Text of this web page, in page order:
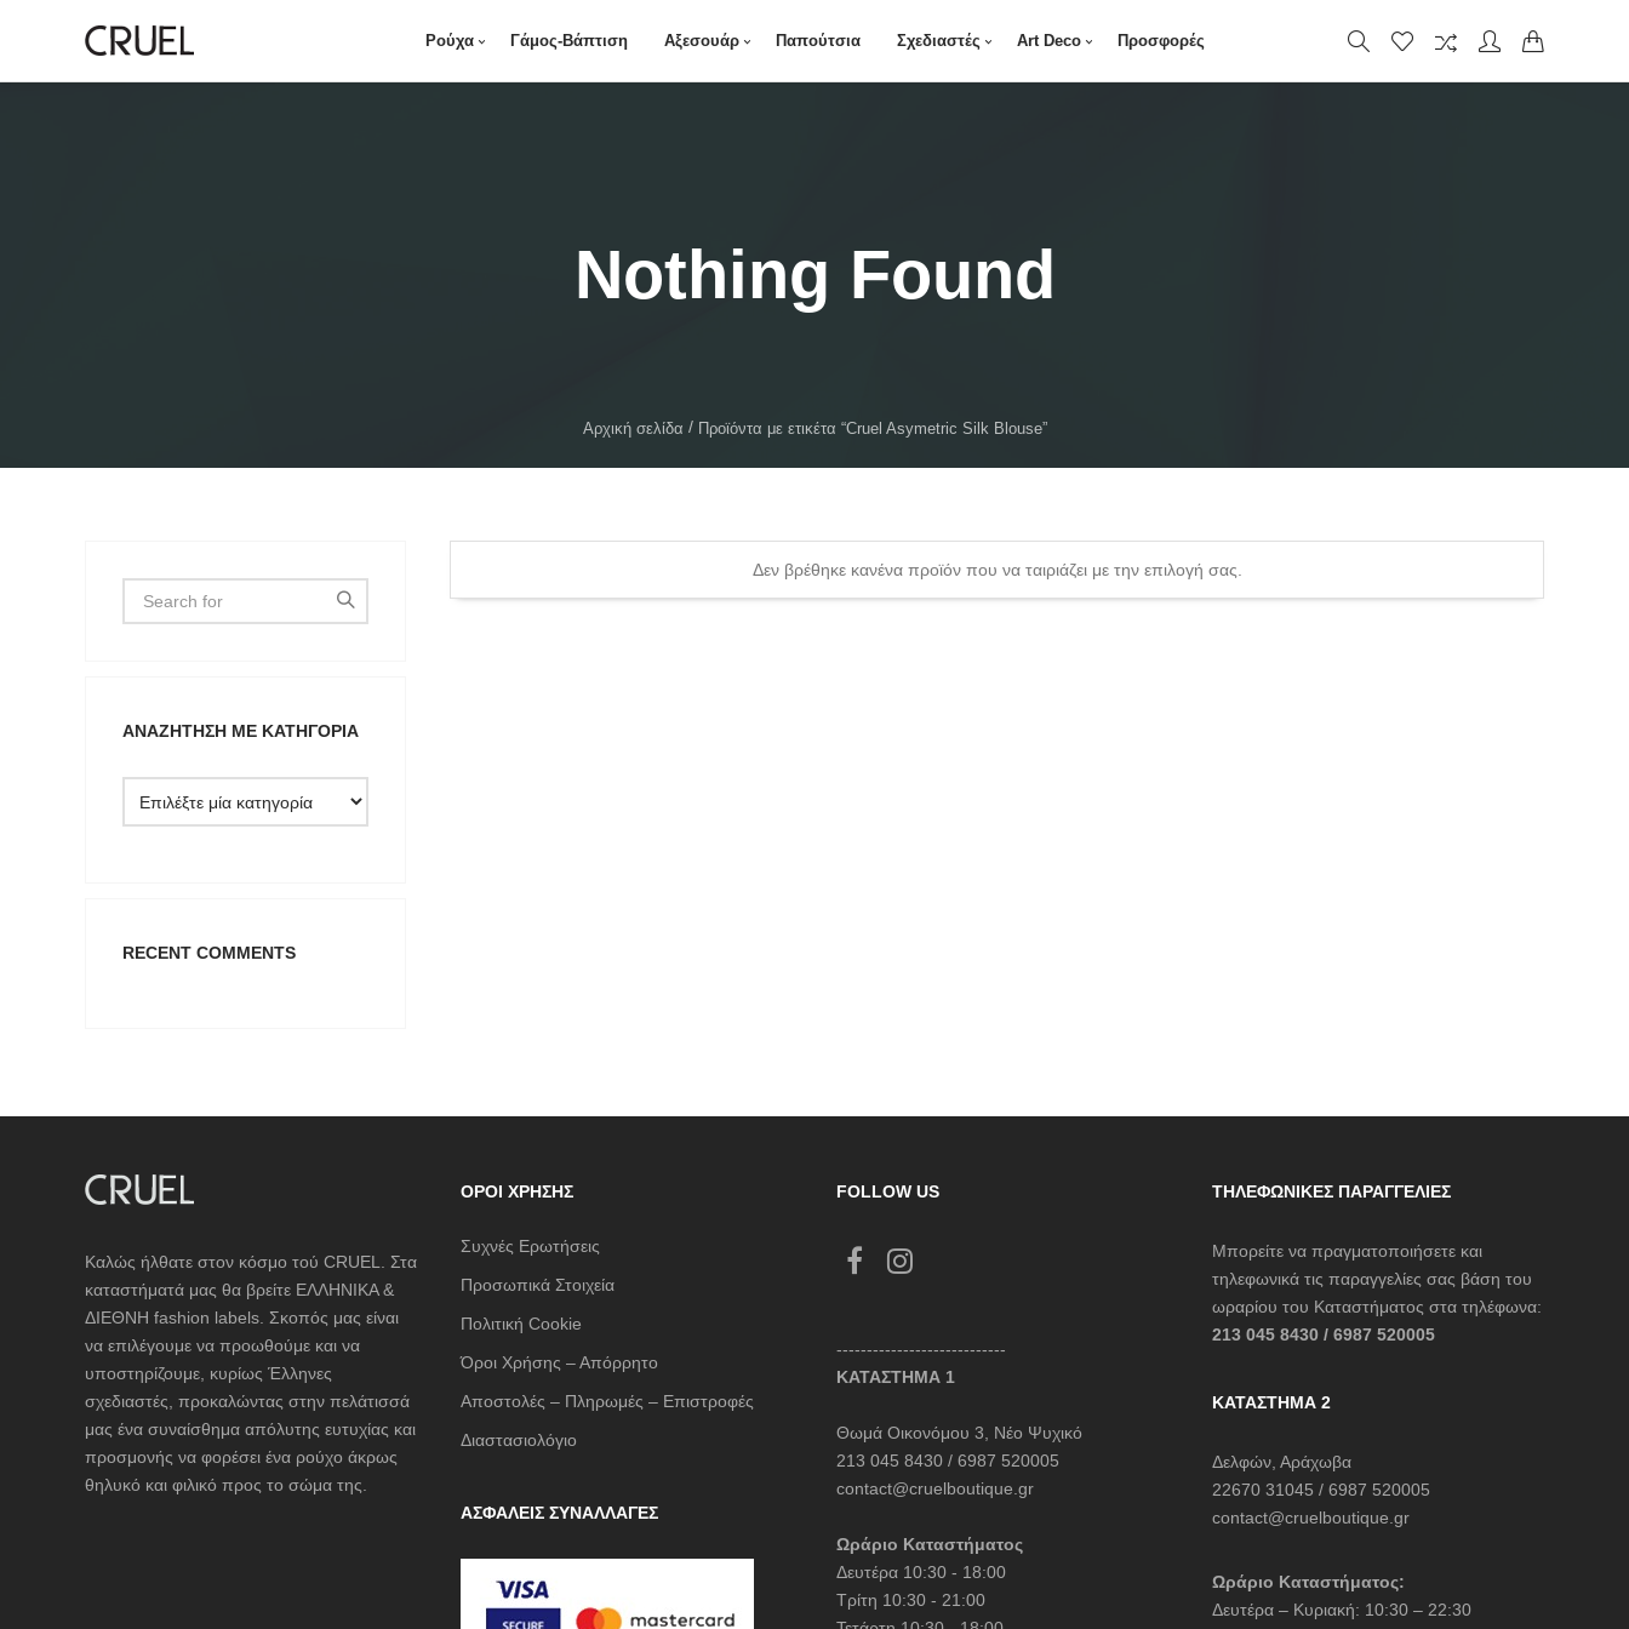
Ρούχα Γάμος-Βάπτιση Αξεσουάρ Παπούτσια Σχεδιαστές Art Deco Προσφορές
Nothing Found
Αρχική σελίδα Προϊόντα με ετικέτα “Cruel Asymetric Silk Blouse”
Δεν βρέθηκε κανένα προϊόν που να ταιριάζει με την επιλογή σας.
ΑΝΑΖΉΤΗΣΗ ΜΕ ΚΑΤΗΓΟΡΊΑ
RECENT COMMENTS
Καλώς ήλθατε στον κόσμο τού CRUEL. Στα
καταστήματά μας θα βρείτε ΕΛΛΗΝΙΚΑ &
ΔΙΕΘΝΗ fashion labels. Σκοπός μας είναι
να επιλέγουμε να προωθούμε και να
υποστηρίζουμε, κυρίως Έλληνες
σχεδιαστές, προκαλώντας στην πελάτισσά
μας ένα συναίσθημα απόλυτης ευτυχίας και
προσμονής να φορέσει ένα ρούχο άκρως
θηλυκό και φιλικό προς το σώμα της.
ΌΡΟΙ ΧΡΉΣΗΣ
Συχνές Ερωτήσεις
Προσωπικά Στοιχεία
Πολιτική Cookie
Όροι Χρήσης – Απόρρητο
Αποστολές – Πληρωμές – Επιστροφές
Διαστασιολόγιο
ΑΣΦΑΛΕΙΣ ΣΥΝΑΛΛΑΓΕΣ
FOLLOW US
----------------------------
ΚΑΤΑΣΤΗΜΑ 1
Θωμά Οικονόμου 3, Νέο Ψυχικό
213 045 8430 / 6987 520005
contact@cruelboutique.gr
Ωράριο Καταστήματος
Δευτέρα 10:30 - 18:00
Τρίτη 10:30 - 21:00
ΤΗΛΕΦΩΝΙΚΈΣ ΠΑΡΑΓΓΕΛΊΕΣ
Μπορείτε να πραγματοποιήσετε και
τηλεφωνικά τις παραγγελίες σας βάση του
ωραρίου του Καταστήματος στα τηλέφωνα:
213 045 8430 / 6987 520005
ΚΑΤΆΣΤΗΜΑ 2
Δελφών, Αράχωβα
22670 31045 / 6987 520005
contact@cruelboutique.gr
Ωράριο Καταστήματος:
Δευτέρα – Κυριακή: 10:30 – 22:30